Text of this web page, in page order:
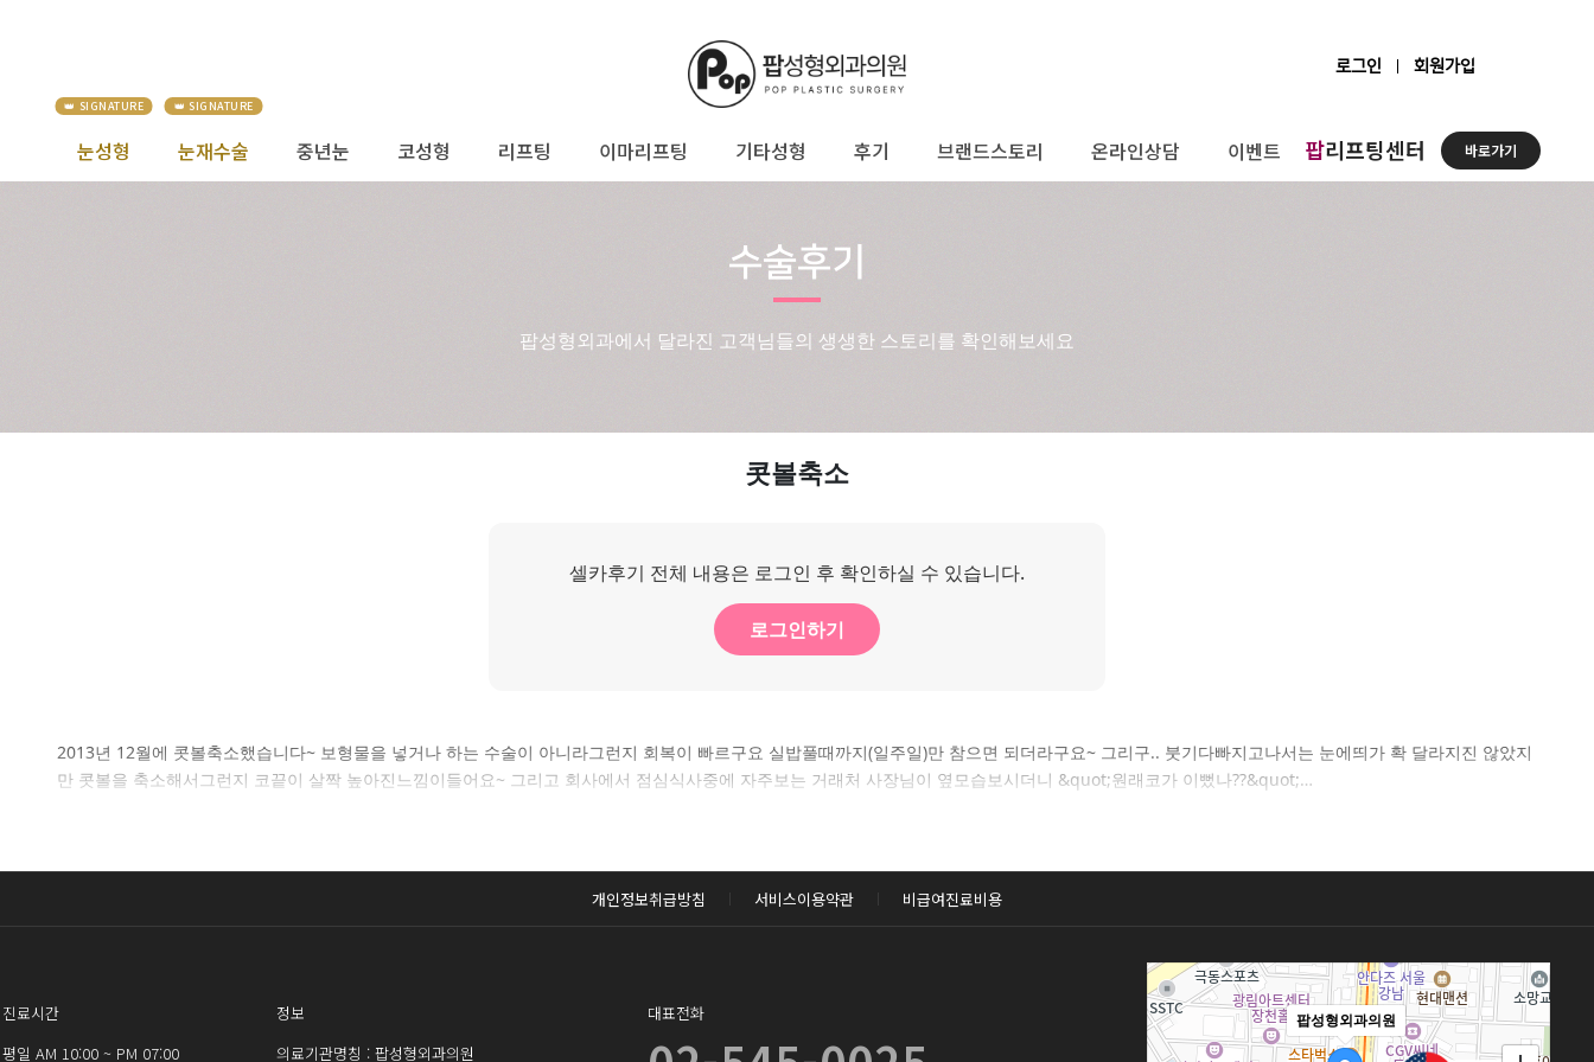
로그인 회원가입
눈성형 눈재수술 중년눈 코성형 리프팅 이마리프팅 기타성형 후기 브랜드스토리 온라인상담 이벤트 팝리프팅센터 바로가기
수술후기
팝성형외과에서 달라진 고객님들의 생생한 스토리를 확인해보세요
콧볼축소
셀카후기 전체 내용은 로그인 후 확인하실 수 있습니다.
로그인하기
2013년 12월에 콧볼축소했습니다~ 보형물을 넣거나 하는 수술이 아니라그런지 회복이 빠르구요 실밥풀때까지(일주일)만 참으면 되더라구요~ 그리구.. 붓기다빠지고나서는 눈에띄가 확 달라지진 않았지
만 콧볼을 축소해서그런지 코끝이 살짝 높아진느낌이들어요~ 그리고 회사에서 점심식사중에 자주보는 거래처 사장님이 옆모습보시더니 &quot;원래코가 이뻤나??&quot;…
개인정보취급방침 서비스이용약관 비급여진료비용
진료시간
평일 AM 10:00 ~ PM 07:00
정보
의료기관명칭 : 팝성형외과의원
대표전화 팝성형외과의원